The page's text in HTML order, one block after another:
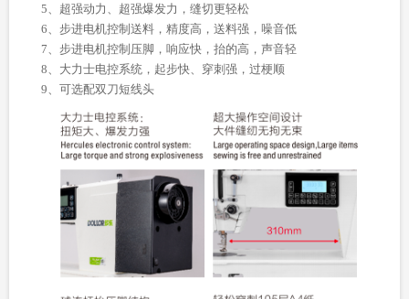
5、超强动力、超强爆发力，缝切更轻松
6、步进电机控制送料，精度高，送料强，噪音低
7、步进电机控制压脚，响应快，抬的高，声音轻
8、大力士电控系统，起步快、穿刺强，过梗顺
9、可选配双刀短线头